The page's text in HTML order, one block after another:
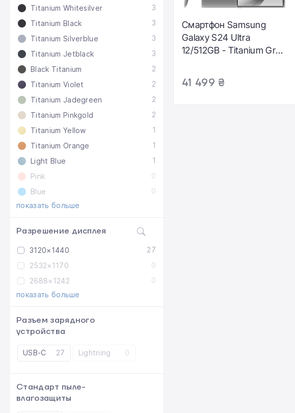
Titanium Whitesilver
3
Titanium Black
3
Titanium Silverblue
3
Titanium Jetblack
3
Black Titanium
2
Titanium Violet
2
Titanium Jadegreen
2
Titanium Pinkgold
2
Titanium Yellow
1
Titanium Orange
1
Light Blue
1
Pink
0
Blue
0
показать больше
Разрешение дисплея
3120×1440
27
2532×1170
0
2688×1242
0
показать больше
Разъем зарядного
устройства
USB-C 27 Lightning 0
Стандарт пыле-
влагозащиты
Смартфон Samsung
Galaxy S24 Ultra
12/512GB - Titanium Gray
41 499 ₴